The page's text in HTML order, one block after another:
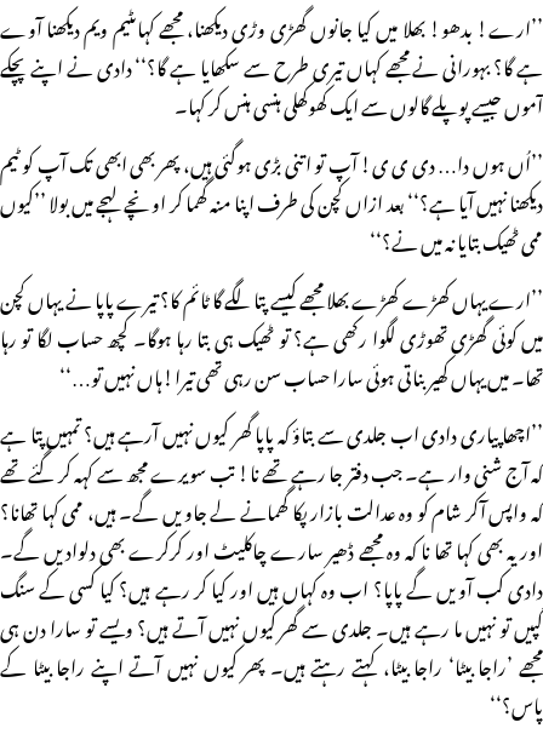
’’ارے! بدھو! بھلا میں کیا جانوں گھڑی وڑی دیکھنا، مجھے کہاںٹیم ویم دیکھنا آوے
ہے گا؟ بہورانی نے مجھے کہاں تیری طرح سے سکھایا ہے گا؟‘‘ دادی نے اپنے پچکے
آموں جیسے پوپلے گالوں سے ایک کھوکھلی ہنسی ہنس کر کہا۔
’’اُں ہوں دا… دی ی ی! آپ تو اتنی بڑی ہوگئی ہیں، پھر بھی ابھی تک آپ کو ٹیم
دیکھنا نہیں آیا ہے؟‘‘ بعد ازاں کچن کی طرف اپنا منہ گھما کر اونچے لہجے میں بولا ’’کیوں
ممی ٹھیک بتایا نہ میں نے؟‘‘
’’ارے یہاں کھڑے کھڑے بھلا مجھے کیسے پتا لگے گا ٹائم کا؟ تیرے پاپا نے یہاں کچن
میں کوئی گھڑی تھوڑی لگوا رکھی ہے؟ تو ٹھیک ہی بتا رہا ہوگا۔ کچھ حساب لگا تو رہا
تھا۔ میں یہاں کھیر بناتی ہوئی سارا حساب سن رہی تھی تیرا!ہاں نہیں تو…‘‘
’’اچھا پیاری دادی اب جلدی سے بتاؤ کہ پاپا گھر کیوں نہیں آرہے ہیں؟ تمہیں پتا ہے
کہ آج شنی وار ہے۔ جب دفتر جا رہے تھے نا! تب سویرے مجھ سے کہہ کر گئے تھے
کہ واپس آکر شام کو وہ عدالت بازار پکا گھمانے لے جاویں گے۔ ہیں، ممی کہا تھانا؟
اور یہ بھی کہا تھا نا کہ وہ مجھے ڈھیر سارے چاکلیٹ اور کرکرے بھی دلوادیں گے۔
دادی کب آویں گے پاپا؟ اب وہ کہاں ہیں اور کیا کر رہے ہیں؟ کیا کسی کے سنگ
گپیں تو نہیں ما رہے ہیں۔ جلدی سے گھر کیوں نہیں آتے ہیں؟ ویسے تو سارا دن ہی
مجھے ’راجا بیٹا‘ راجا بیٹا، کہتے رہتے ہیں۔ پھر کیوں نہیں آتے اپنے راجا بیٹا کے
پاس؟‘‘